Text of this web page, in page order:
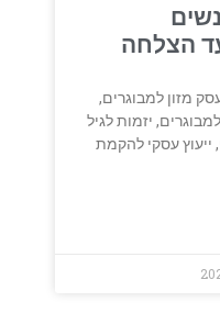
הצלחה
מזון למבוגרים,
יזמות לגיל
ייעוץ עסקי להקמת